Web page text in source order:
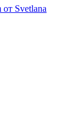
Svetlana